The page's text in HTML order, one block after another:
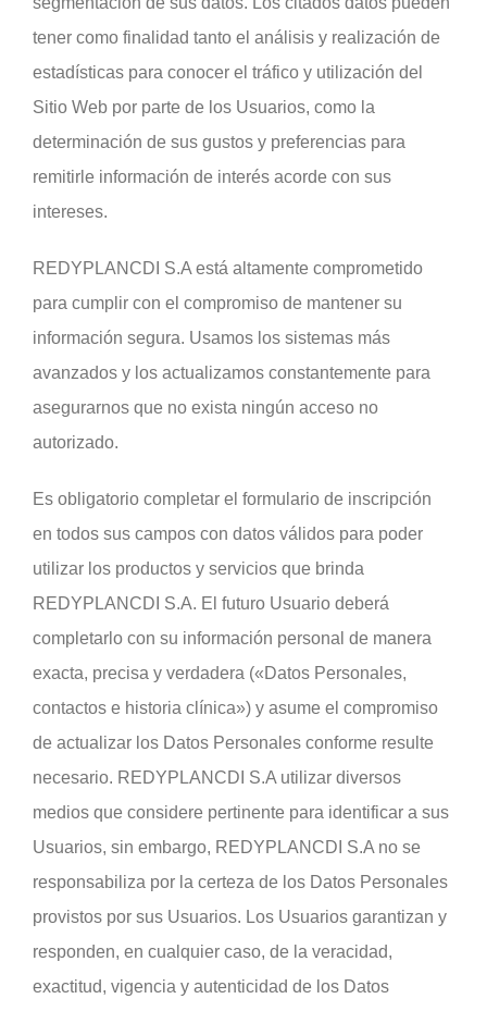
tener como finalidad tanto el análisis y realización de
estadísticas para conocer el tráfico y utilización del
Sitio Web por parte de los Usuarios, como la
determinación de sus gustos y preferencias para
remitirle información de interés acorde con sus
intereses.
REDYPLANCDI S.A está altamente comprometido
para cumplir con el compromiso de mantener su
información segura. Usamos los sistemas más
avanzados y los actualizamos constantemente para
asegurarnos que no exista ningún acceso no
autorizado.
Es obligatorio completar el formulario de inscripción
en todos sus campos con datos válidos para poder
utilizar los productos y servicios que brinda
REDYPLANCDI S.A. El futuro Usuario deberá
completarlo con su información personal de manera
exacta, precisa y verdadera («Datos Personales,
contactos e historia clínica») y asume el compromiso
de actualizar los Datos Personales conforme resulte
necesario. REDYPLANCDI S.A utilizar diversos
medios que considere pertinente para identificar a sus
Usuarios, sin embargo, REDYPLANCDI S.A no se
responsabiliza por la certeza de los Datos Personales
provistos por sus Usuarios. Los Usuarios garantizan y
responden, en cualquier caso, de la veracidad,
exactitud, vigencia y autenticidad de los Datos